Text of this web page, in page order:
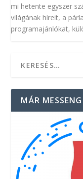
mi hetente egyszer
világának híreit, a
programajánlókat,
MÁR